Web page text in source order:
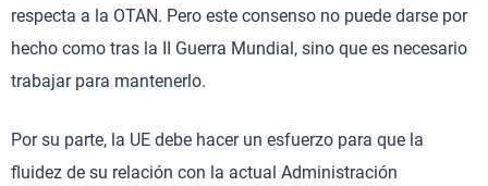
respecta a la OTAN. Pero este consenso no puede darse por
hecho como tras la II Guerra Mundial, sino que es necesario
trabajar para mantenerlo.
Por su parte, la UE debe hacer un esfuerzo para que la
fluidez de su relación con la actual Administración